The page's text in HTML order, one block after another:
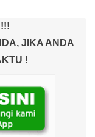
JIKA ANDA
!